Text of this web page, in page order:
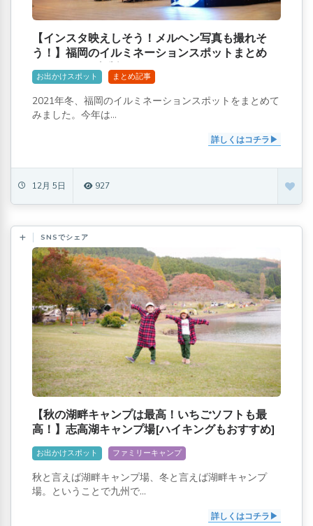
【インスタ映えしそう！メルヘン写真も撮れそ
う！】福岡のイルミネーションスポットまとめ
[2021-2022年版]
お出かけスポット まとめ記事
2021年冬、福岡のイルミネーションスポットをまとめて
みました。今年は...
詳しくはコチラ
12月 5日 927
SNSでシェア
【秋の湖畔キャンプは最高！いちごソフトも最
高！】志高湖キャンプ場[ハイキングもおすすめ]
お出かけスポット ファミリーキャンプ
秋と言えば湖畔キャンプ場、冬と言えば湖畔キャンプ
場。ということで九州で...
詳しくはコチラ